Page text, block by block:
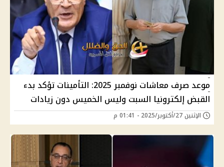
موعد صرف معاشات نوفمبر 2025: التأمينات تؤكد بدء
القبض إلكترونيا السبت وليس الخميس دون زيادات
الإثنين 27/أكتوبر/2025 - 01:41 م